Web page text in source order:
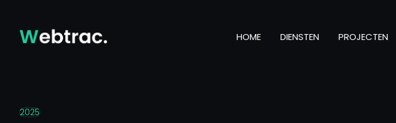
HOME DIENSTEN PROJECTEN
2025